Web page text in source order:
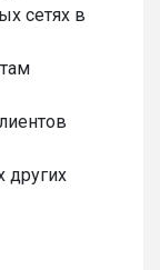
сетях в
других